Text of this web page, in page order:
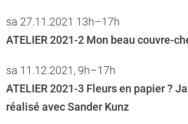
sa 27.11.2021 13h–17h
ATELIER 2021-2 Mon beau couvre-
sa 11.12.2021, 9h–17h
ATELIER 2021-3 Fleurs en papier ?
réalisé avec Sander Kunz